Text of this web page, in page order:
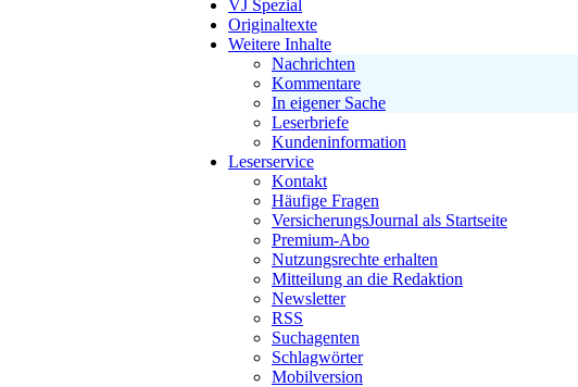
VJ Spezial
Originaltexte
Weitere Inhalte
Nachrichten
Kommentare
In eigener Sache
Leserbriefe
Kundeninformation
Leserservice
Kontakt
Häufige Fragen
VersicherungsJournal als Startseite
Premium-Abo
Nutzungsrechte erhalten
Mitteilung an die Redaktion
Newsletter
RSS
Suchagenten
Schlagwörter
Mobilversion